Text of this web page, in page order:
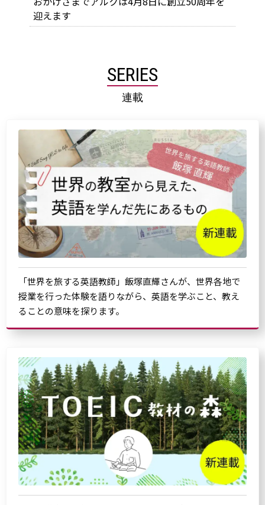
迎えます
SERIES
連載
「世界を旅する英語教師」飯塚直輝さんが、世界各地で
授業を行った体験を語りながら、英語を学ぶこと、教え
ることの意味を探ります。